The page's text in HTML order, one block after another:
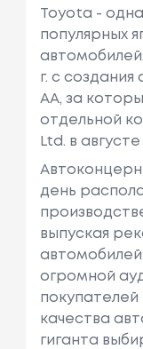
Toyota -
популярных
г. с
AA, за
отдельной
Ltd. в августе
день
выпуская
автомобилей
огромной
покупателей
качества
гиганта